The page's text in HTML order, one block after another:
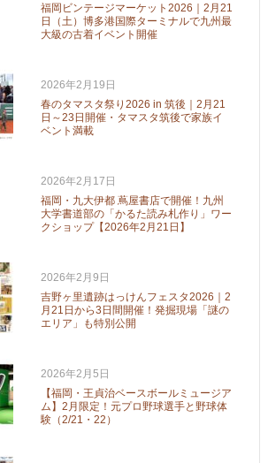
福岡ビンテージマーケット2026｜2月21
日（土）博多港国際ターミナルで九州最
大級の古着イベント開催
2026年2月19日
春のタマスタ祭り2026 in 筑後｜2月21
日～23日開催・タマスタ筑後で家族イ
ベント満載
2026年2月17日
福岡・九大伊都 蔦屋書店で開催！九州
大学書道部の「かるた読み札作り」ワー
クショップ【2026年2月21日】
2026年2月9日
吉野ヶ里遺跡はっけんフェスタ2026｜2
月21日から3日間開催！発掘現場「謎の
エリア」も特別公開
2026年2月5日
【福岡・王貞治ベースボールミュージア
ム】2月限定！元プロ野球選手と野球体
験（2/21・22）